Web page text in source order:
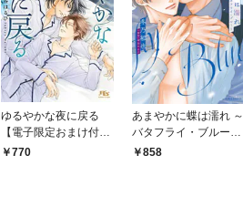
ゆるやかな夜に戻る
【電子限定おまけ付き
＆イラスト収録】
770
あまやかに蝶は濡れ ～
バタフライ・ブルー～
（漫画）【電子限定描
858